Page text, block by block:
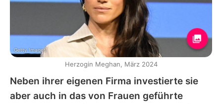
Neben ihrer eigenen Firma investierte sie
aber auch in das von Frauen geführte
Getty Images
Herzogin Meghan, März 2024